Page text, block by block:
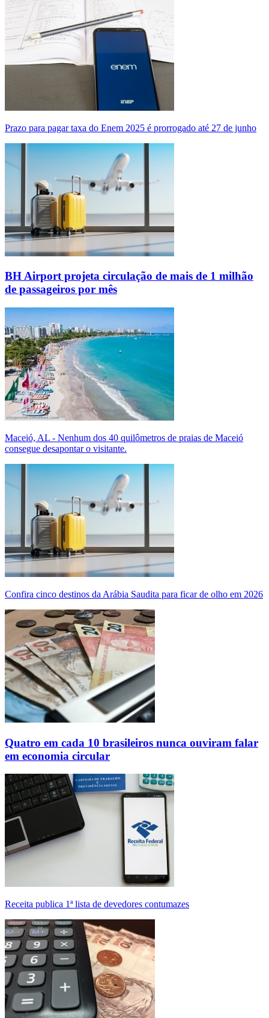
Prazo para pagar taxa do Enem 2025 é prorrogado até 27 de junho
BH Airport projeta circulação de mais de 1 milhão
de passageiros por mês
Maceió, AL - Nenhum dos 40 quilômetros de praias de Maceió
consegue desapontar o visitante.
Confira cinco destinos da Arábia Saudita para ficar de olho em 2026
Quatro em cada 10 brasileiros nunca ouviram falar
em economia circular
Receita publica 1ª lista de devedores contumazes